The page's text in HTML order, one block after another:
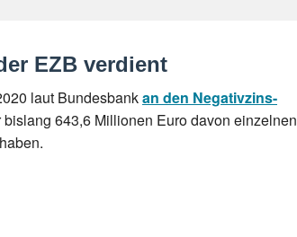
EZB verdient
laut Bundesbankan den Negativzins-
643,6 Millionen Euro davon einzelnen